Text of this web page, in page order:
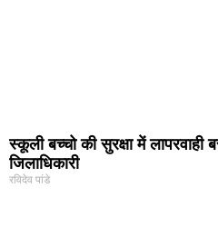
स्कूली बच्चो की सुरक्षा में लापरवाही
जिलाधिकारी
रविदेव पांडे